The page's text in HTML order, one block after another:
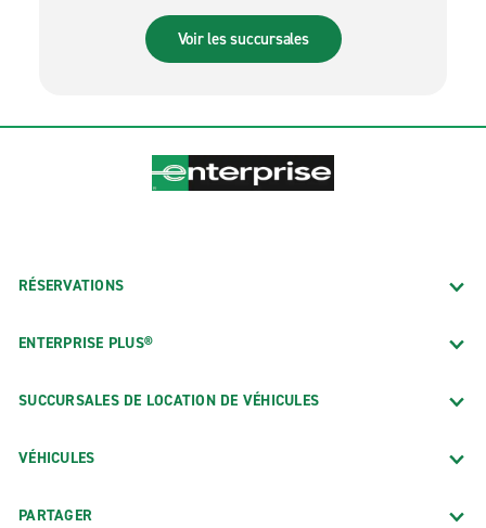
Voir les succursales
RÉSERVATIONS
ENTERPRISE PLUS®
SUCCURSALES DE LOCATION DE VÉHICULES
VÉHICULES
PARTAGER